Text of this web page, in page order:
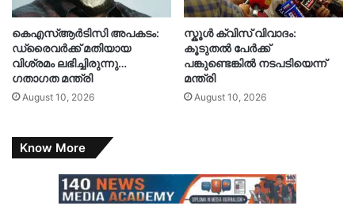
കെഎസ്ആർടിസി അപകടം:
ഡ്രൈവർക്ക് മതിയായ
വിശ്രമം ലഭിച്ചിരുന്നു…
ഗതാഗത മന്ത്രി
August 10, 2026
സ്കൂൾ ക്വിസ് വിവാദം:
കൂടുതൽ പേർക്ക്
പങ്കുണ്ടെങ്കിൽ നടപടിയെന്ന്
മന്ത്രി
August 10, 2026
Know More